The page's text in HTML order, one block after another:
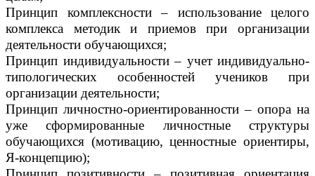
Принцип комплексности – использование целого
комплекса методик и приемов при организации
деятельности обучающихся;
Принцип индивидуальности – учет индивидуально-
типологических особенностей учеников при
организации деятельности;
Принцип личностно-ориентированности – опора на
уже сформированные личностные структуры
обучающихся (мотивацию, ценностные ориентиры,
Я-концепцию);